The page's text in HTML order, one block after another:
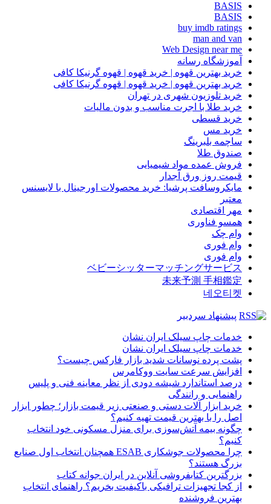
BASIS
BASIS
buy imdb ratings
man and van
Web Design near me
آموزشگاه رسانه
خرید بهترین قهوه | خرید قهوه | قهوه گرنیکا کافی
خرید بهترین قهوه | خرید قهوه | قهوه گرنیکا کافی
خرید تلوزیون شهری در تهران
خرید طلا با اجرت مناسب و بدون مالیات
خرید قسطی
خرید مس
ساچمه بلبرینگ
صندوق طلا
فروش عمده مواد شیمیایی
قیمت روز ورق آجدار
مایکروسافت پرشیا: خرید محصولات اورجینال با لایسنس
معتبر
مهر اقتصادی
همسو فناوری
وام چک
وام فوری
وام فوری
ベビーシッターマッチングサービス
未来予測 手相鑑定
네오티켓
پیشنهاد سردبیر
خدمات چاپ سیلک ایران نشان
خدمات چاپ سیلک ایران نشان
پشت پرده نوسانات شدید بازار فارکس چیست؟
افزایش سرعت سایت ووکامرس
درصد استاندارد شیشه دودی از نظر معاینه فنی و پلیس
راهنمایی و رانندگی
خرید ابزار آلات دستی و صنعتی زیر قیمت بازار؛ چطور ابزار
اصل را با بهترین قیمت تهیه کنیم؟
چگونه بیمه آتش‌سوزی برای منزل مسکونی خود انتخاب
کنیم؟
چرا محصولات جوشکاری ESAB همچنان انتخاب اول صنایع
بزرگ هستند؟
بزرگترین کتابفروشی آنلاین در ایران جوانه کتاب
از کجا تجهیزات ترافیکی باکیفیت بخریم؟ راهنمای انتخاب
بهترین فروشنده